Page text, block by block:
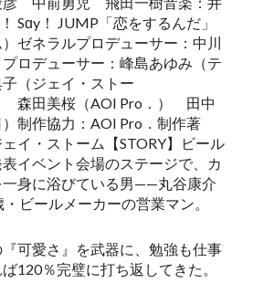
Sɑy！ JUMP「恋をするんだ」
）ゼネラルプロデューサー：中川
ロデューサー：峰島あゆみ（テ
（ジェイ・ストー
（AOI Pro．） 田中
制作協力：AOI Pro．制作著
イ・ストーム【STORY】ビール
イベント会場のステージで、カ
一身に浴びている男——丸谷康介
・ビールメーカーの営業マン。
可愛さ』を武器に、勉強も仕事
120％完璧に打ち返してきた。